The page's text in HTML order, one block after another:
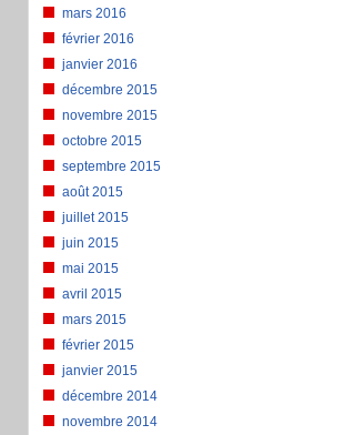
mars 2016
février 2016
janvier 2016
décembre 2015
novembre 2015
octobre 2015
septembre 2015
août 2015
juillet 2015
juin 2015
mai 2015
avril 2015
mars 2015
février 2015
janvier 2015
décembre 2014
novembre 2014